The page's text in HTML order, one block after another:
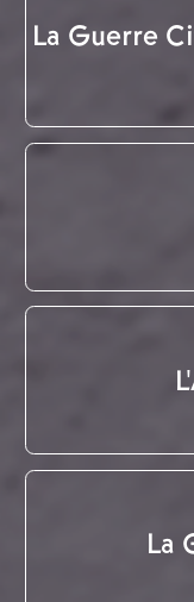
La Guerre
La